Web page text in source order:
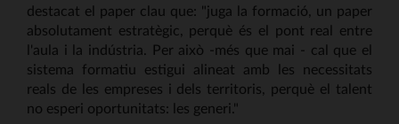
destacat el paper clau que: "juga la formació, un paper
absolutament estratègic, perquè és el pont real entre
l'aula i la indústria. Per això -més que mai - cal que el
sistema formatiu estigui alineat amb les necessitats
reals de les empreses i dels territoris, perquè el talent
no esperi oportunitats: les generi."